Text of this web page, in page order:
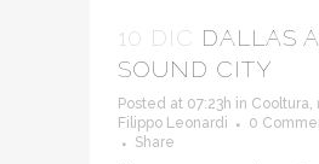
10 DIC DALLAS
SOUND CITY
Posted at 07:23h in Cooltura,
Filippo Leonardi
0
Share